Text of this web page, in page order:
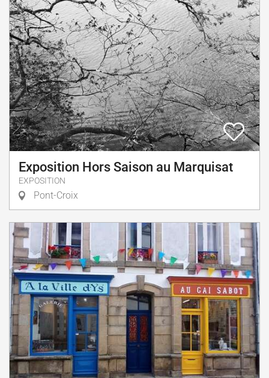
Exposition Hors Saison au Marquisat
EXPOSITION
Pont-Croix